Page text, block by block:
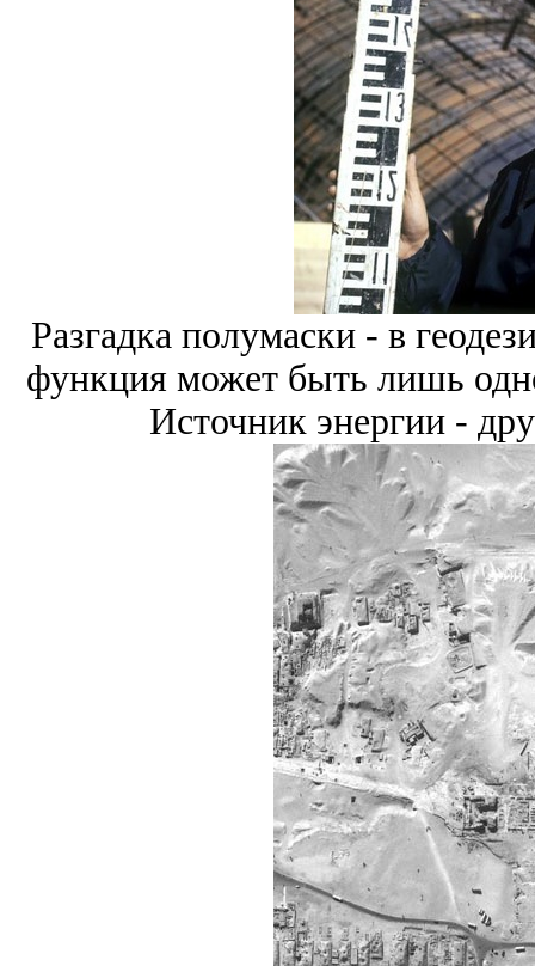
Разгадка полумаски - в
функция может быть лишь
Источник энергии -